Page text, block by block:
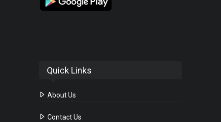
Quick Links
About Us
Contact Us